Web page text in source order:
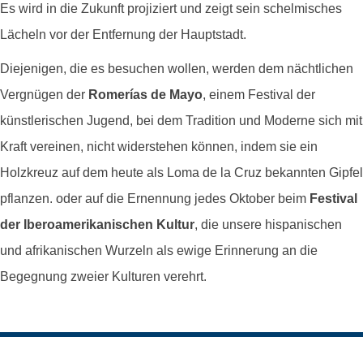
Es wird in die Zukunft projiziert und zeigt sein schelmisches
Lächeln vor der Entfernung der Hauptstadt.
Diejenigen, die es besuchen wollen, werden dem nächtlichen
Vergnügen der Romerías de Mayo, einem Festival der
künstlerischen Jugend, bei dem Tradition und Moderne sich mit
Kraft vereinen, nicht widerstehen können, indem sie ein
Holzkreuz auf dem heute als Loma de la Cruz bekannten Gipfel
pflanzen. oder auf die Ernennung jedes Oktober beim Festival
der Iberoamerikanischen Kultur, die unsere hispanischen
und afrikanischen Wurzeln als ewige Erinnerung an die
Begegnung zweier Kulturen verehrt.